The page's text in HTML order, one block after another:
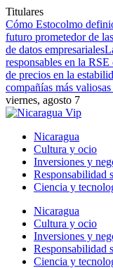
Titulares
Cómo Estocolmo
futuro prometedor de
de datos empresariales
responsables en la
de precios en la
compañías más
viernes, agosto 7
Nicaragua
Cultura y ocio
Inversiones y
Responsabilidad
Ciencia y
Nicaragua
Cultura y ocio
Inversiones y
Responsabilidad
Ciencia y